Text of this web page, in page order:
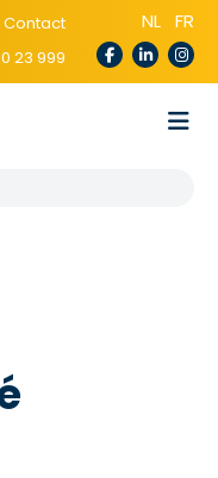
Contact
23 999
NL FR